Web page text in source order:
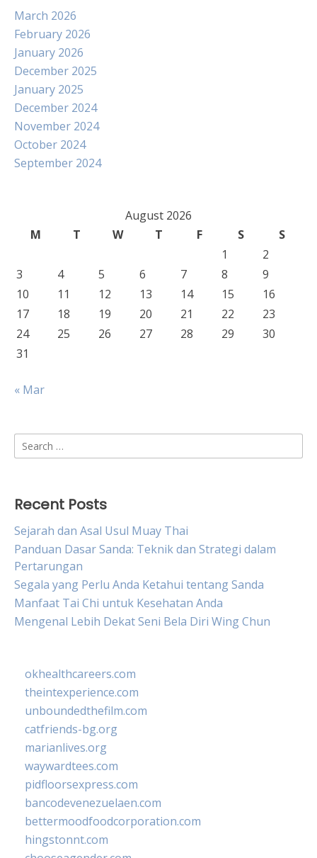
March 2026
February 2026
January 2026
December 2025
January 2025
December 2024
November 2024
October 2024
September 2024
August 2026
M
T W T F S
S
1
2
3
4 5 6 7 8
9
10
11 12 13 14 15
16
17
18 19 20 21 22
23
24
25 26 27 28 29
30
31
« Mar
Search
for:
Recent Posts
Sejarah dan Asal Usul Muay Thai
Panduan Dasar Sanda: Teknik dan Strategi dalam
Pertarungan
Segala yang Perlu Anda Ketahui tentang Sanda
Manfaat Tai Chi untuk Kesehatan Anda
Mengenal Lebih Dekat Seni Bela Diri Wing Chun
okhealthcareers.com
theintexperience.com
unboundedthefilm.com
catfriends-bg.org
marianlives.org
waywardtees.com
pidfloorsexpress.com
bancodevenezuelaen.com
bettermoodfoodcorporation.com
hingstonnt.com